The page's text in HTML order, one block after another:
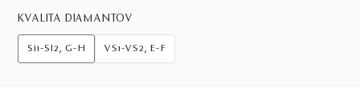
KVALITA DIAMANTOV
Si1-SI2, G-H VS1-VS2, E-F